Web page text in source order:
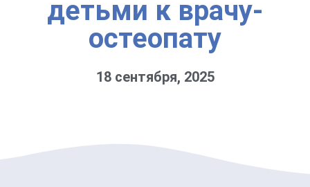
детьми к врачу-
остеопату
18 сентября, 2025